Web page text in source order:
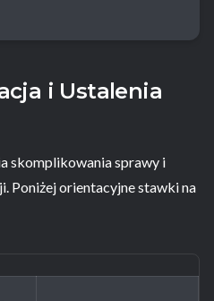
i Ustalenia
skomplikowania sprawy i
Poniżej orientacyjne stawki na